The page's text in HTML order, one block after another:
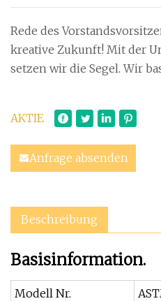
Rede des
kreative Zukunft! Mit der
setzen wir die Segel. Wir
AKTIE
Anfrage absenden
Beschreibung
Basisinformation.
Modell Nr.